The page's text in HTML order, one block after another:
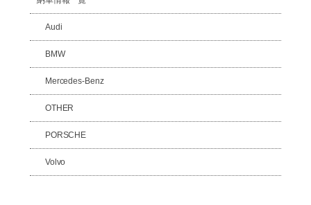
Audi
BMW
Mercedes-Benz
OTHER
PORSCHE
Volvo